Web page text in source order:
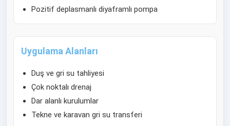
Pozitif deplasmanlı diyaframlı pompa
Uygulama Alanları
Duş ve gri su tahliyesi
Çok noktalı drenaj
Dar alanlı kurulumlar
Tekne ve karavan gri su transferi